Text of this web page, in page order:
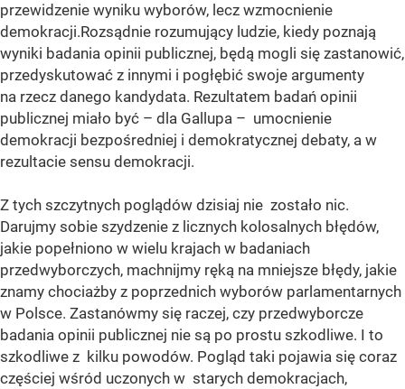
przewidzenie wyniku wyborów, lecz wzmocnienie
demokracji.Rozsądnie rozumujący ludzie, kiedy poznają
wyniki badania opinii publicznej, będą mogli się zastanowić,
przedyskutować z innymi i pogłębić swoje argumenty
na rzecz danego kandydata. Rezultatem badań opinii
publicznej miało być – dla Gallupa – umocnienie
demokracji bezpośredniej i demokratycznej debaty, a w
rezultacie sensu demokracji.
Z tych szczytnych poglądów dzisiaj nie zostało nic.
Darujmy sobie szydzenie z licznych kolosalnych błędów,
jakie popełniono w wielu krajach w badaniach
przedwyborczych, machnijmy ręką na mniejsze błędy, jakie
znamy chociażby z poprzednich wyborów parlamentarnych
w Polsce. Zastanówmy się raczej, czy przedwyborcze
badania opinii publicznej nie są po prostu szkodliwe. I to
szkodliwe z kilku powodów. Pogląd taki pojawia się coraz
częściej wśród uczonych w starych demokracjach,